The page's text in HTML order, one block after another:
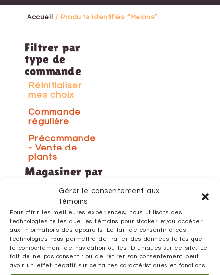
Gérer le consentement aux
témoins
Pour offrir les meilleures expériences, nous utilisons des
technologies telles que les témoins pour stocker et/ou accéder
aux informations des appareils. Le fait de consentir à ces
technologies nous permettra de traiter des données telles que
le comportement de navigation ou les ID uniques sur ce site. Le
fait de ne pas consentir ou de retirer son consentement peut
avoir un effet négatif sur certaines caractéristiques et fonctions.
Accueil / Produits identifiés “Melons”
Filtrer par
type de
commande
Commande
régulière
Précommande
- Vente de
plants
Réinitialiser
mes choix
Magasiner par
Alexis et
Propolis
Arbres
fruitiers
Réinitialiser
mes choix